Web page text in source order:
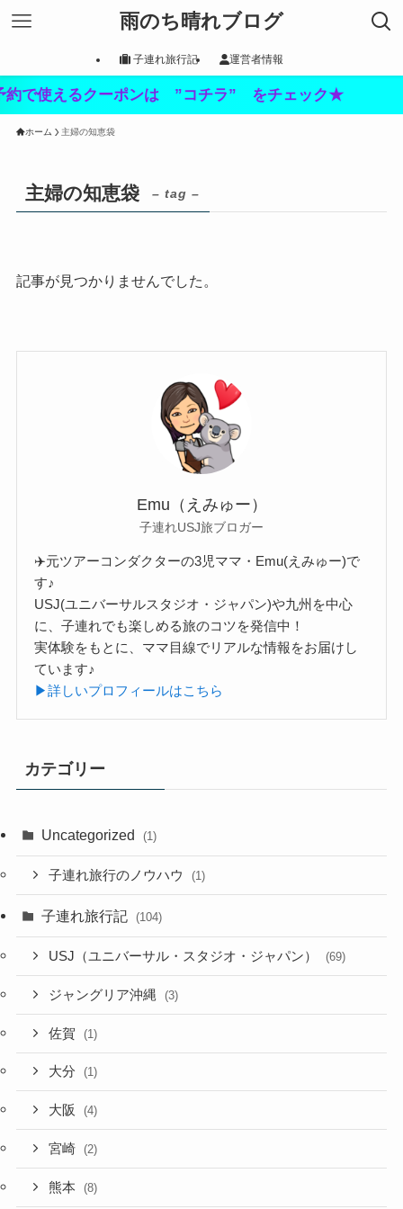
雨のち晴れブログ
子連れ旅行記 運営者情報
約で使えるクーポンは ”コチラ” をチェック★
ホーム 主婦の知恵袋
主婦の知恵袋 – tag –
記事が見つかりませんでした。
Emu（えみゅー）
子連れUSJ旅ブロガー
✈️元ツアーコンダクターの3児ママ・Emu(えみゅー)で
す♪
USJ(ユニバーサルスタジオ・ジャパン)や九州を中心
に、子連れでも楽しめる旅のコツを発信中！
実体験をもとに、ママ目線でリアルな情報をお届けし
ています♪
▶詳しいプロフィールはこちら
カテゴリー
Uncategorized (1)
子連れ旅行のノウハウ (1)
子連れ旅行記 (104)
USJ（ユニバーサル・スタジオ・ジャパン） (69)
ジャングリア沖縄 (3)
佐賀 (1)
大分 (1)
大阪 (4)
宮崎 (2)
熊本 (8)